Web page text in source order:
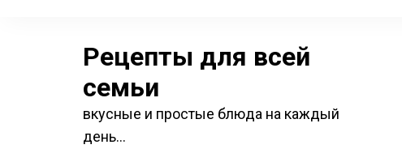
Рецепты для всей
семьи
вкусные и простые блюда на каждый
день…